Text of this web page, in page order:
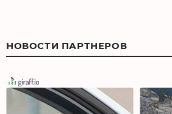
НОВОСТИ ПАРТНЕРОВ